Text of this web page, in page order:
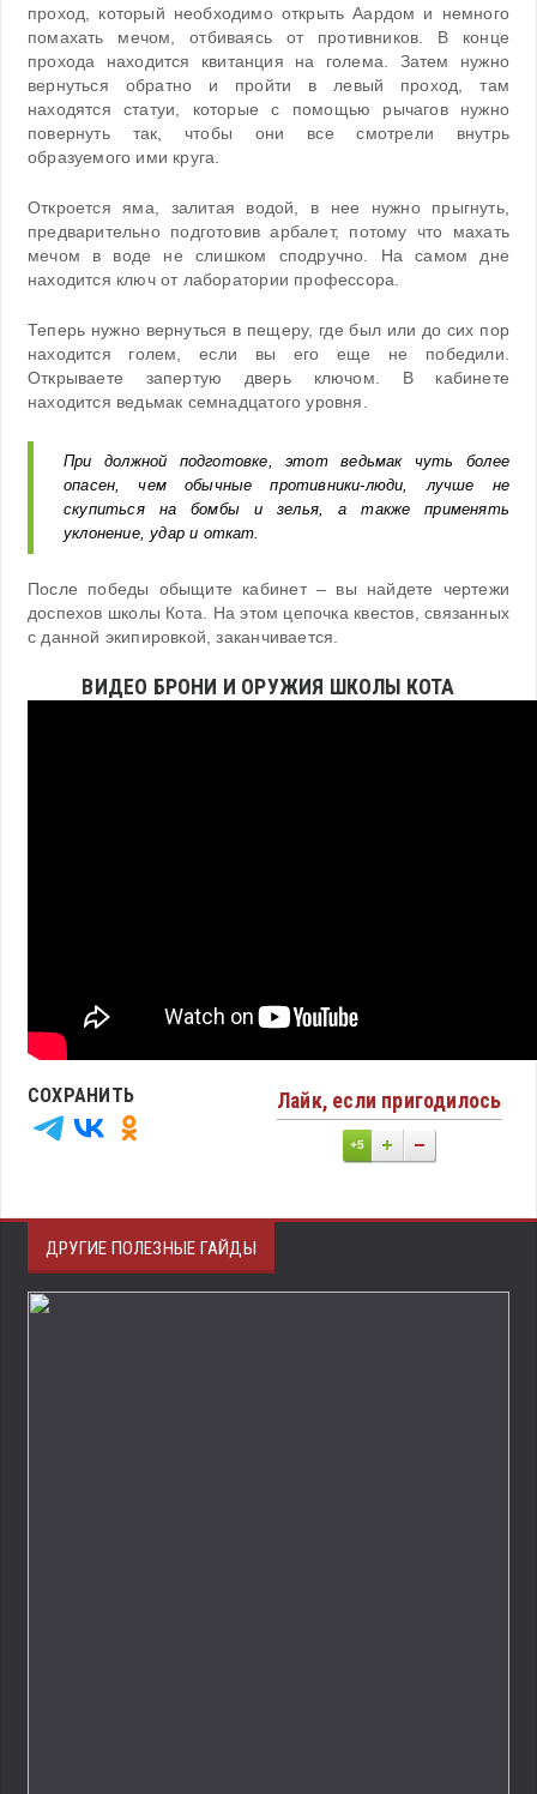
проход, который необходимо открыть Аардом и немного
помахать мечом, отбиваясь от противников. В конце
прохода находится квитанция на голема. Затем нужно
вернуться обратно и пройти в левый проход, там
находятся статуи, которые с помощью рычагов нужно
повернуть так, чтобы они все смотрели внутрь
образуемого ими круга.
Откроется яма, залитая водой, в нее нужно прыгнуть,
предварительно подготовив арбалет, потому что махать
мечом в воде не слишком сподручно. На самом дне
находится ключ от лаборатории профессора.
Теперь нужно вернуться в пещеру, где был или до сих пор
находится голем, если вы его еще не победили.
Открываете запертую дверь ключом. В кабинете
находится ведьмак семнадцатого уровня.
При должной подготовке, этот ведьмак чуть более
опасен, чем обычные противники-люди, лучше не
скупиться на бомбы и зелья, а также применять
уклонение, удар и откат.
После победы обыщите кабинет – вы найдете чертежи
доспехов школы Кота. На этом цепочка квестов, связанных
с данной экипировкой, заканчивается.
ВИДЕО БРОНИ И ОРУЖИЯ ШКОЛЫ КОТА
Лайк, если пригодилось
+5
СОХРАНИТЬ
ДРУГИЕ ПОЛЕЗНЫЕ ГАЙДЫ